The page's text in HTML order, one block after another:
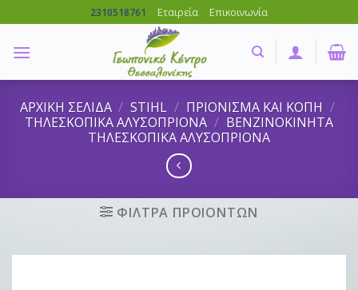
to
content
2310518761 Εταιρεία Επικοινωνία
ΑΡΧΙΚΗ ΣΕΛΙΔΑ / STIHL / ΠΡΙΟΝΙΣΜΑ ΚΑΙ ΚΟΠΗ /
ΤΗΛΕΣΚΟΠΙΚΑ ΑΛΥΣΟΠΡΙΟΝΑ / ΒΕΝΖΙΝΟΚΙΝΗΤΑ
ΤΗΛΕΣΚΟΠΙΚΑ ΑΛΥΣΟΠΡΙΟΝΑ
ΦΙΛΤΡΑ ΠΡΟΙΟΝΤΩΝ